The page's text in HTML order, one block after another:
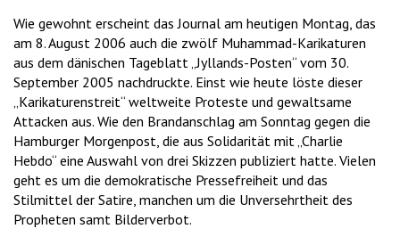
Wie gewohnt erscheint das Journal am heutigen Montag, das
am 8. August 2006 auch die zwölf Muhammad-Karikaturen
aus dem dänischen Tageblatt „Jyllands-Posten“ vom 30.
September 2005 nachdruckte. Einst wie heute löste dieser
„Karikaturenstreit“ weltweite Proteste und gewaltsame
Attacken aus. Wie den Brandanschlag am Sonntag gegen die
Hamburger Morgenpost, die aus Solidarität mit „Charlie
Hebdo“ eine Auswahl von drei Skizzen publiziert hatte. Vielen
geht es um die demokratische Pressefreiheit und das
Stilmittel der Satire, manchen um die Unversehrtheit des
Propheten samt Bilderverbot.